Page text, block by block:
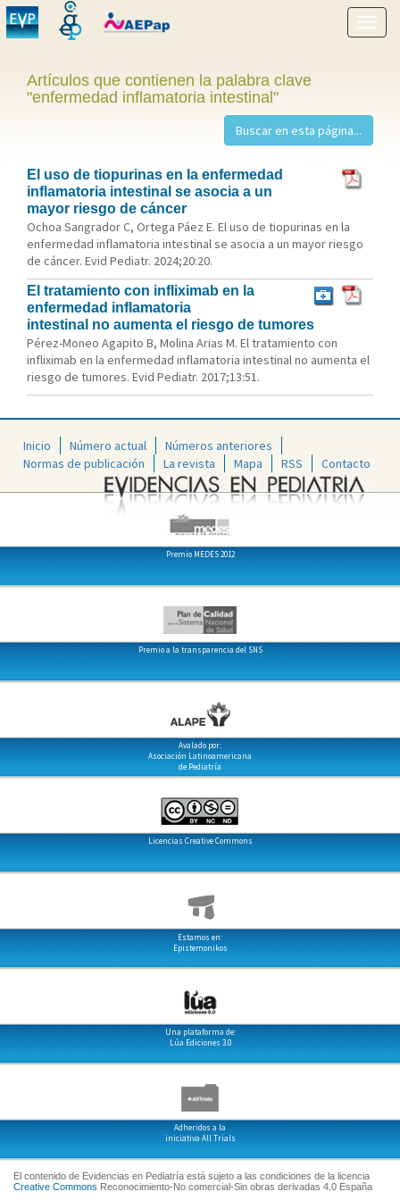
menú
Artículos que contienen la palabra clave
"enfermedad inflamatoria intestinal"
El uso de tiopurinas en la enfermedad
inflamatoria intestinal se asocia a un
mayor riesgo de cáncer
Ochoa Sangrador C, Ortega Páez E. El uso de tiopurinas en la
enfermedad inflamatoria intestinal se asocia a un mayor riesgo
de cáncer. Evid Pediatr. 2024;20:20.
El tratamiento con infliximab en la
enfermedad inflamatoria
intestinal no aumenta el riesgo de tumores
Pérez-Moneo Agapito B, Molina Arias M. El tratamiento con
infliximab en la enfermedad inflamatoria intestinal no aumenta el
riesgo de tumores. Evid Pediatr. 2017;13:51.
Inicio Número actual
Números anteriores
Normas de publicación
La revista Mapa RSS Contacto
Premio MEDES 2012
Premio a la transparencia del SNS
Avalado por:
Asociación Latinoamericana
de Pediatría
Licencias Creative Commons
Estamos en:
Epistemonikos
Una plataforma de:
Lúa Ediciones 3.0
Adheridos a la
iniciativa All Trials
El contenido de Evidencias en Pediatría está sujeto a las condiciones de la licencia
Creative Commons Reconocimiento-No comercial-Sin obras derivadas 4.0 España